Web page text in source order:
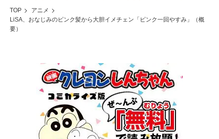
TOP
アニメ
LiSA、おなじみのピンク髪から大胆イメチェン「ピンク一回やすみ」（概
要）